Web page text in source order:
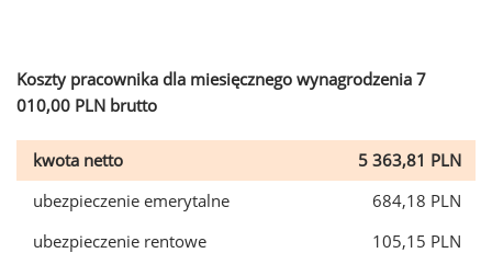
Koszty pracownika dla miesięcznego wynagrodzenia 7
010,00 PLN brutto
kwota netto
5 363,81 PLN
ubezpieczenie emerytalne
684,18 PLN
ubezpieczenie rentowe
105,15 PLN